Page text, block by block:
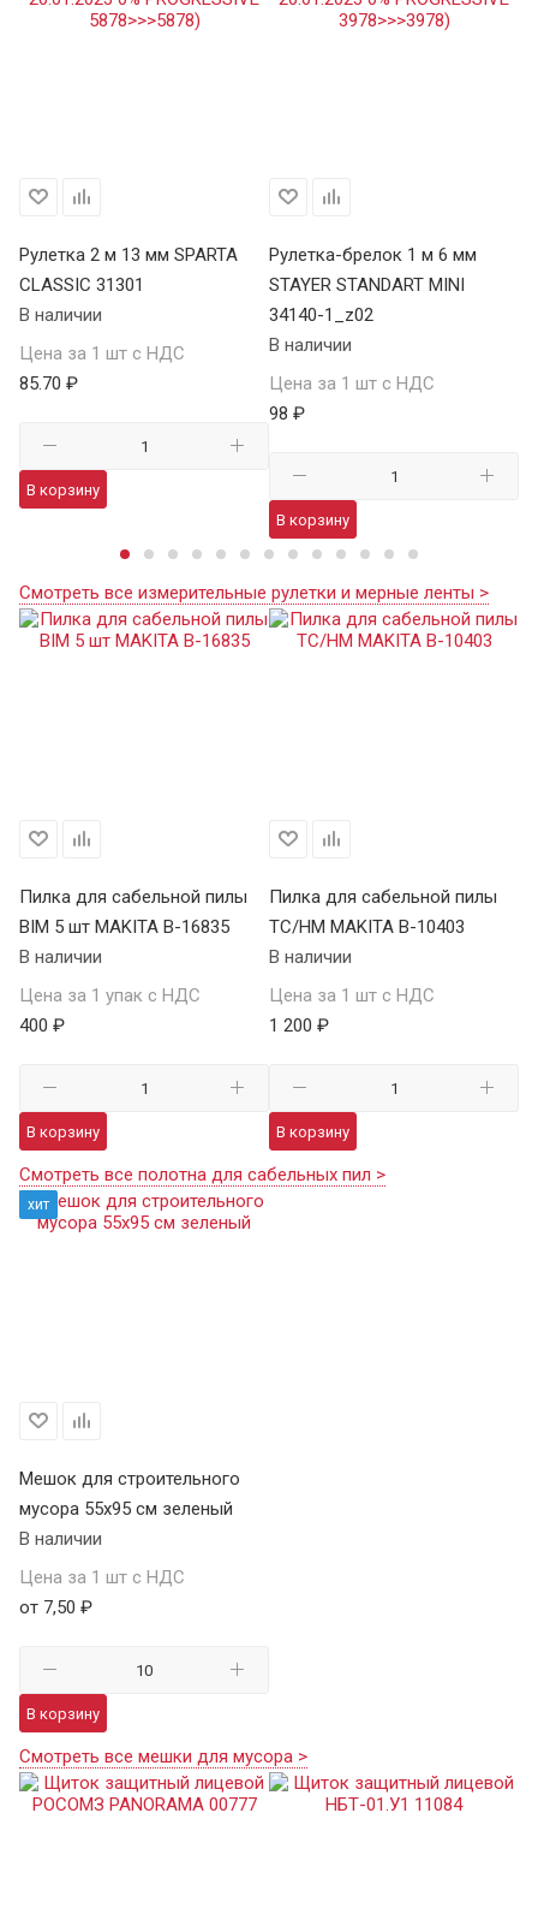
Рулетка 2 м 13 мм SPARTA
CLASSIC 31301
В наличии
Цена за 1 шт с НДС
85.70 ₽
В корзину
Рулетка-брелок 1 м 6 мм
STAYER STANDART MINI
34140-1_z02
В наличии
Цена за 1 шт с НДС
98 ₽
В корзину
Смотреть все измерительные рулетки и мерные ленты >
Пилка для сабельной пилы
BIM 5 шт MAKITA B-16835
В наличии
Цена за 1 упак с НДС
400 ₽
В корзину
Пилка для сабельной пилы
TC/HM MAKITA B-10403
В наличии
Цена за 1 шт с НДС
1 200 ₽
В корзину
Смотреть все полотна для сабельных пил >
хит
Мешок для строительного
мусора 55х95 см зеленый
В наличии
Цена за 1 шт с НДС
от 7,50 ₽
В корзину
Смотреть все мешки для мусора >